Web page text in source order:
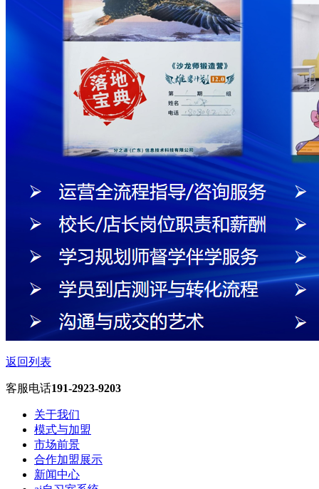
返回列表
客服电话191-2923-9203
关于我们
模式与加盟
市场前景
合作加盟展示
新闻中心